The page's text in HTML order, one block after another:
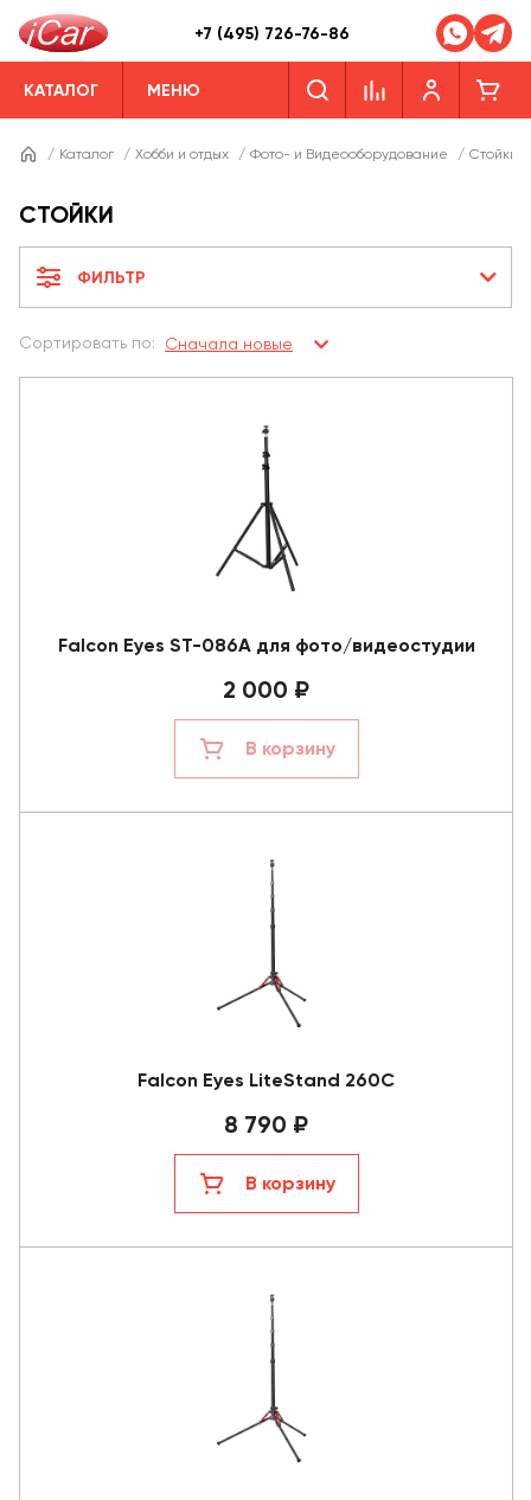
+7 (495) 726-76-86
КАТАЛОГ МЕНЮ
/ Каталог / Хобби и отдых / Фото- и Видеооборудование / Стойки
СТОЙКИ
ФИЛЬТР
Сортировать по: Сначала новые
Falcon Eyes ST-086A для фото/видеостудии
2 000 ₽
В корзину
Falcon Eyes LiteStand 260C
8 790 ₽
В корзину